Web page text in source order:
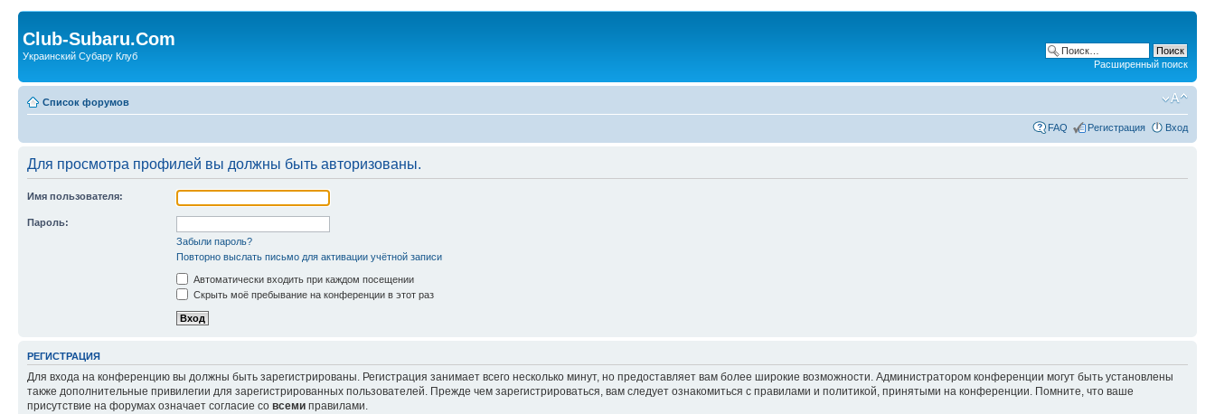
Club-Subaru.Com
Украинский Субару Клуб
Расширенный поиск
Список форумов
FAQ Регистрация Вход
Для просмотра профилей вы должны быть авторизованы.
Имя пользователя:
Пароль:
Забыли пароль?
Повторно выслать письмо для активации учётной записи
Автоматически входить при каждом посещении
Скрыть моё пребывание на конференции в этот раз
РЕГИСТРАЦИЯ
Для входа на конференцию вы должны быть зарегистрированы. Регистрация занимает всего несколько минут, но предоставляет вам более широкие возможности. Администратором конференции могут быть установлены
также дополнительные привилегии для зарегистрированных пользователей. Прежде чем зарегистрироваться, вам следует ознакомиться с правилами и политикой, принятыми на конференции. Помните, что ваше
присутствие на форумах означает согласие со всеми правилами.